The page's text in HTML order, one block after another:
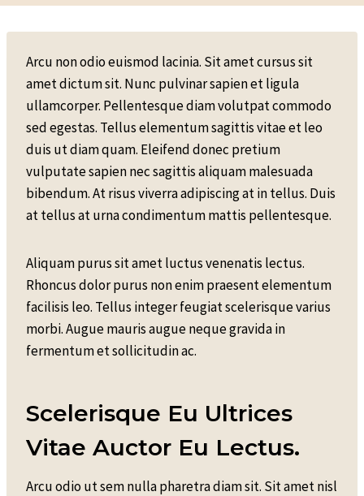
Arcu non odio euismod lacinia. Sit amet cursus sit
amet dictum sit. Nunc pulvinar sapien et ligula
ullamcorper. Pellentesque diam volutpat commodo
sed egestas. Tellus elementum sagittis vitae et leo
duis ut diam quam. Eleifend donec pretium
vulputate sapien nec sagittis aliquam malesuada
bibendum. At risus viverra adipiscing at in tellus. Duis
at tellus at urna condimentum mattis pellentesque.
Aliquam purus sit amet luctus venenatis lectus.
Rhoncus dolor purus non enim praesent elementum
facilisis leo. Tellus integer feugiat scelerisque varius
morbi. Augue mauris augue neque gravida in
fermentum et sollicitudin ac.
Scelerisque Eu Ultrices
Vitae Auctor Eu Lectus.
Arcu odio ut sem nulla pharetra diam sit. Sit amet nisl